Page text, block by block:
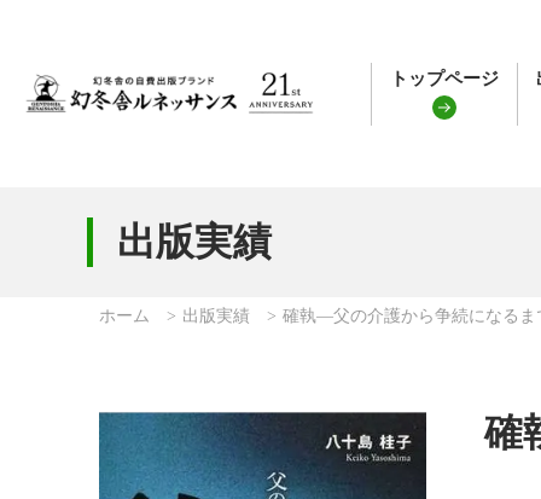
トップページ
出版実績
ホーム 出版実績 確執―父の介護から争続になる
確